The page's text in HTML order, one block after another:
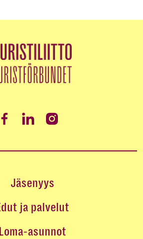
Jäsenyys
ja palvelut
Loma-asunnot